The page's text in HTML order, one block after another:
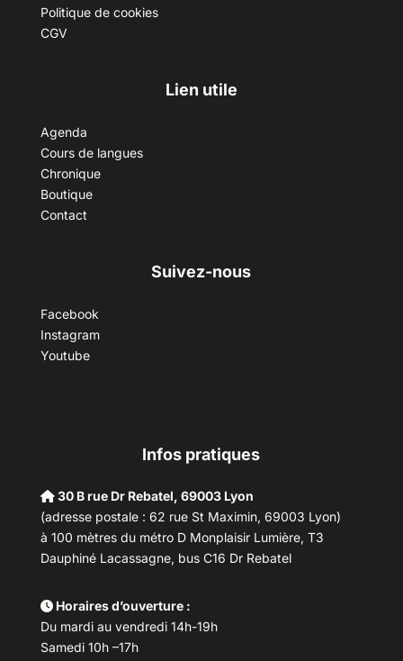
Politique de cookies
CGV
Lien utile
Agenda
Cours de langues
Chronique
Boutique
Contact
Suivez-nous
Facebook
Instagram
Youtube
Infos pratiques
30 B rue Dr Rebatel, 69003 Lyon
(adresse postale : 62 rue St Maximin, 69003 Lyon)
à 100 mètres du métro D Monplaisir Lumière, T3
Dauphiné Lacassagne, bus C16 Dr Rebatel
Horaires d’ouverture :
Du mardi au vendredi 14h-19h
Samedi 10h –17h